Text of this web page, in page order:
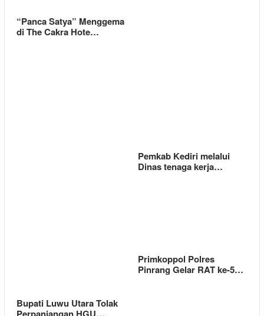
“Panca Satya” Menggema
di The Cakra Hote…
Pemkab Kediri melalui
Dinas tenaga kerja…
Bupati Luwu Utara Tolak
Primkoppol Polres
Pinrang Gelar RAT ke-5…